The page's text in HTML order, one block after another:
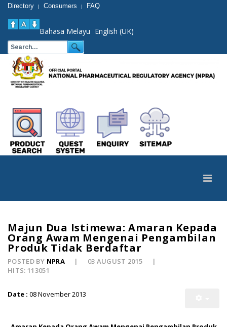
Directory | Consumers | FAQ
Bahasa Melayu English (UK)
Majun Dua Istimewa: Amaran Kepada
Orang Awam Mengenai Pengambilan
Produk Tidak Berdaftar
POSTED BY NPRA
03 AUGUST 2015
HITS: 113051
Date : 08 November 2013